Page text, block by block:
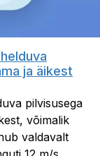
ja äikest
pilvisusega
võimalik
valdavalt